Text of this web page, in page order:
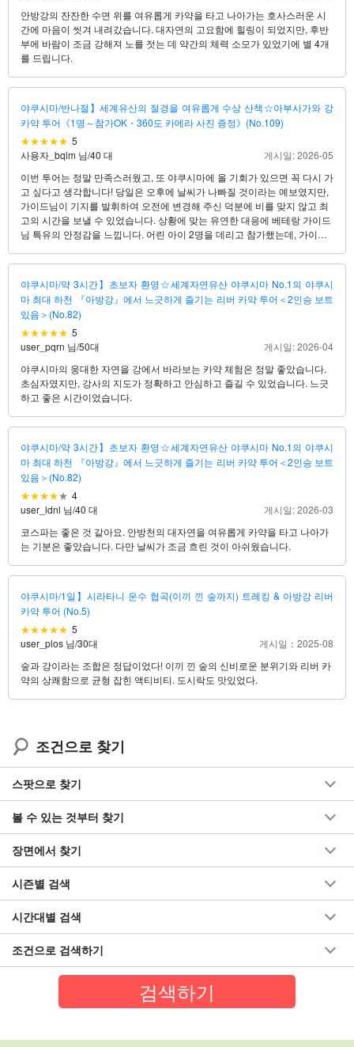
안방강의 잔잔한 수면 위를 여유롭게 카약을 타고 나아가는 호사스러운 시
간에 마음이 씻겨 내려갔습니다. 대자연의 고요함에 힐링이 되었지만, 후반
부에 바람이 조금 강해져 노를 젓는 데 약간의 체력 소모가 있었기에 별 4개
를 드립니다.
야쿠시마/반나절】세계유산의 절경을 여유롭게 수상 산책☆아부사가와 강
카약 투어《1명～참가OK・360도 카메라 사진 증정》(No.109)
5
사용자_bqim 님/40 대
게시일: 2026-05
이번 투어는 정말 만족스러웠고, 또 야쿠시마에 올 기회가 있으면 꼭 다시 가
고 싶다고 생각합니다! 당일은 오후에 날씨가 나빠질 것이라는 예보였지만,
가이드님이 기지를 발휘하여 오전에 변경해 주신 덕분에 비를 맞지 않고 최
고의 시간을 보낼 수 있었습니다. 상황에 맞는 유연한 대응에 베테랑 가이드
님 특유의 안정감을 느낍니다. 어린 아이 2명을 데리고 참가했는데, 가이드
엇보다도 기뻤습니다. 초보자도 이해하기 쉽도록 식물과 지층에 대해 자세
라로 찍어준 사진은 우리가 직접 찍을 수 없는 재미있는 사진으로 최고의 기
념품이 되었습니다! 카약에 흔들리며 올려다보는 수림의 위용은 정말 감동
적이었다. 환대가 넘치는 멋진 가게이니 가족 단위나 처음 방문하는 분들에
게도 진심으로 추천하고 싶다!
야쿠시마/약 3시간】초보자 환영☆세계자연유산 야쿠시마 No.1의 야쿠시
마 최대 하천 『아방강』에서 느긋하게 즐기는 리버 카약 투어＜2인승 보트
있음＞(No.82)
5
user_pqrn 님/50대
게시일: 2026-04
야쿠시마의 웅대한 자연을 강에서 바라보는 카약 체험은 정말 좋았습니다.
초심자였지만, 강사의 지도가 정확하고 안심하고 즐길 수 있었습니다. 느긋
하고 좋은 시간이었습니다.
야쿠시마/약 3시간】초보자 환영☆세계자연유산 야쿠시마 No.1의 야쿠시
마 최대 하천 『아방강』에서 느긋하게 즐기는 리버 카약 투어＜2인승 보트
있음＞(No.82)
4
user_ldnl 님/40 대
게시일: 2026-03
코스파는 좋은 것 같아요. 안방천의 대자연을 여유롭게 카약을 타고 나아가
는 기분은 좋았습니다. 다만 날씨가 조금 흐린 것이 아쉬웠습니다.
야쿠시마/1일】시라타니 운수 협곡(이끼 낀 숲까지) 트레킹 & 아방강 리버
카약 투어 (No.5)
5
user_plos 님/30대
게시일：2025-08
숲과 강이라는 조합은 정답이었다! 이끼 낀 숲의 신비로운 분위기와 리버 카
약의 상쾌함으로 균형 잡힌 액티비티. 도시락도 맛있었다.
조건으로 찾기
스팟으로 찾기
볼 수 있는 것부터 찾기
장면에서 찾기
시즌별 검색
시간대별 검색
조건으로 검색하기